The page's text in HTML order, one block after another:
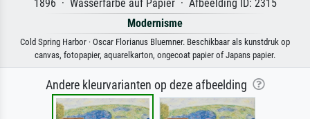
1896 · Wasserfarbe auf Papier · Afbeelding ID: 2315
Modernisme
Cold Spring Harbor · Oscar Florianus Bluemner. Beschikbaar als kunstdruk op
canvas, fotopapier, aquarelkarton, ongecoat papier of Japans papier.
Andere kleurvarianten op deze afbeelding